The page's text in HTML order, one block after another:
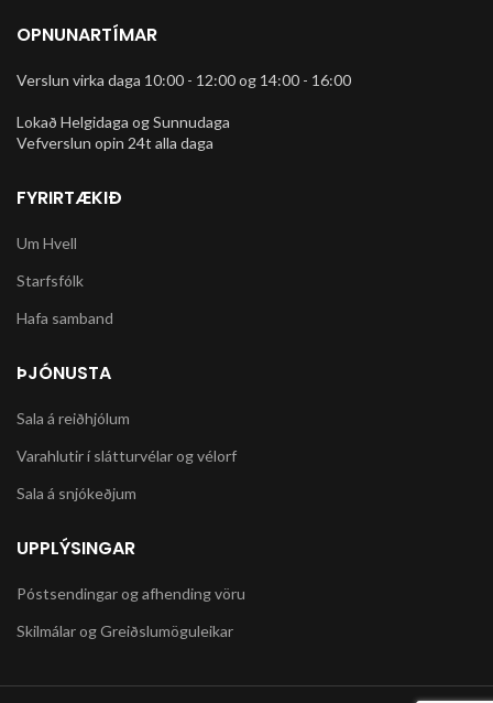
OPNUNARTÍMAR
Verslun virka daga 10:00 - 12:00 og 14:00 - 16:00
Lokað Helgidaga og Sunnudaga
Vefverslun opin 24t alla daga
FYRIRTÆKIÐ
Um Hvell
Starfsfólk
Hafa samband
ÞJÓNUSTA
Sala á reiðhjólum
Varahlutir í slátturvélar og vélorf
Sala á snjókeðjum
UPPLÝSINGAR
Póstsendingar og afhending vöru
Skilmálar og Greiðslumöguleikar